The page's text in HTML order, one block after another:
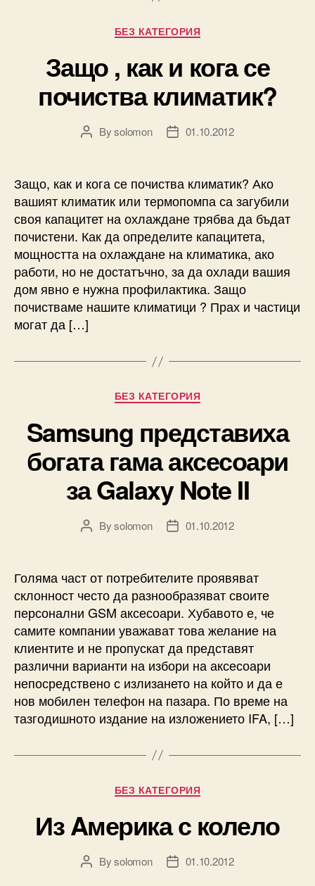
Categories
БЕЗ КАТЕГОРИЯ
Защо , как и кога се
почиства климатик?
PostBysolomon
Post01.10.2012
Защо, как и кога се почиства климатик? Ако
вашият климатик или термопомпа са загубили
своя капацитет на охлаждане трябва да бъдат
почистени. Как да определите капацитета,
мощността на охлаждане на климатика, ако
работи, но не достатъчно, за да охлади вашия
дом явно е нужна профилактика. Защо
почистваме нашите климатици ? Прах и частици
могат да […]
Categories
БЕЗ КАТЕГОРИЯ
Samsung представиха
богата гама аксесоари
за Galaxy Note II
PostBysolomon
Post01.10.2012
Голяма част от потребителите проявяват
склонност често да разнообразяват своите
персонални GSM аксесоари. Хубавото е, че
самите компании уважават това желание на
клиентите и не пропускат да представят
различни варианти на избори на аксесоари
непосредствено с излизането на който и да е
нов мобилен телефон на пазара. По време на
тазгодишното издание на изложението IFA, […]
Categories
БЕЗ КАТЕГОРИЯ
Из Aмерика с колело
PostBysolomon
Post01.10.2012